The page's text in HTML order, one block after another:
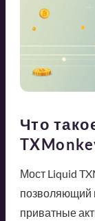
Что
Мост Liquid
позволяющий
приватные